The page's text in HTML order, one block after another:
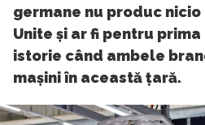
germane nu produc nicio
Unite și ar fi pentru
istorie când ambele
mașini în această țară.